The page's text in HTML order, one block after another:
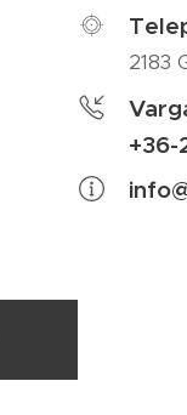
2183
+36-